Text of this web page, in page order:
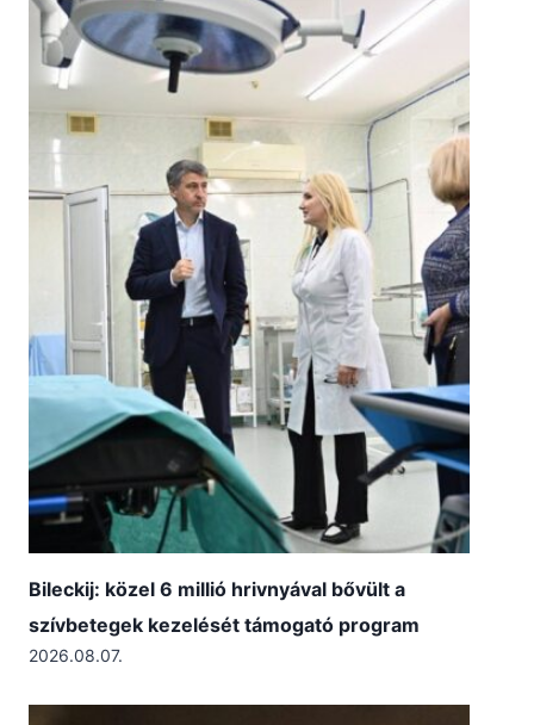
Bileckij: közel 6 millió hrivnyával bővült a
szívbetegek kezelését támogató program
2026.08.07.